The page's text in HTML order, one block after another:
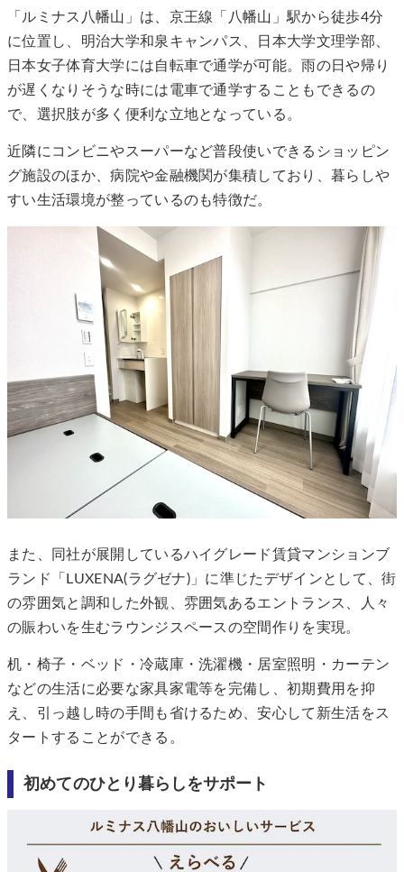
「ルミナス八幡山」は、京王線「八幡山」駅から徒歩4分
に位置し、明治大学和泉キャンパス、日本大学文理学部、
日本女子体育大学には自転車で通学が可能。雨の日や帰り
が遅くなりそうな時には電車で通学することもできるの
で、選択肢が多く便利な立地となっている。
近隣にコンビニやスーパーなど普段使いできるショッピン
グ施設のほか、病院や金融機関が集積しており、暮らしや
すい生活環境が整っているのも特徴だ。
また、同社が展開しているハイグレード賃貸マンションブ
ランド「LUXENA(ラグゼナ)」に準じたデザインとして、街
の雰囲気と調和した外観、雰囲気あるエントランス、人々
の賑わいを生むラウンジスペースの空間作りを実現。
机・椅子・ベッド・冷蔵庫・洗濯機・居室照明・カーテン
などの生活に必要な家具家電等を完備し、初期費用を抑
え、引っ越し時の手間も省けるため、安心して新生活をス
タートすることができる。
初めてのひとり暮らしをサポート